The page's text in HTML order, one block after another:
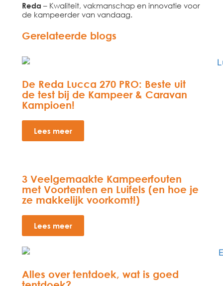
Reda – Kwaliteit, vakmanschap en innovatie voor
de kampeerder van vandaag.
Gerelateerde blogs
De Reda Lucca 270 PRO: Beste uit
de test bij de Kampeer & Caravan
Kampioen!
Lees meer
3 Veelgemaakte Kampeerfouten
met Voortenten en Luifels (en hoe je
ze makkelijk voorkomt!)
Lees meer
Alles over tentdoek, wat is goed